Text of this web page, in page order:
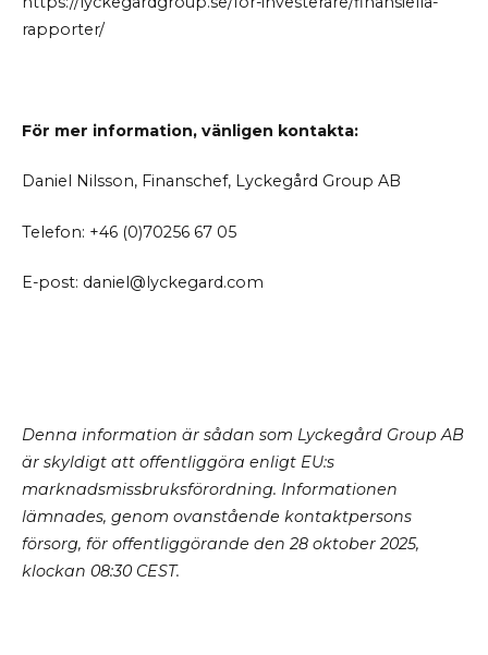
rapporter/
För mer information, vänligen kontakta:
Daniel Nilsson, Finanschef, Lyckegård Group AB
Telefon: +46 (0)70256 67 05
E-post: daniel@lyckegard.com
Denna information är sådan som Lyckegård Group AB
är skyldigt att offentliggöra enligt EU:s
marknadsmissbruksförordning. Informationen
lämnades, genom ovanstående kontaktpersons
försorg, för offentliggörande den 28 oktober 2025,
klockan 08:30 CEST.